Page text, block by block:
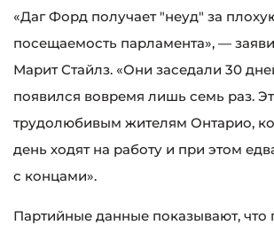
«Даг Форд получает "неуд" за
посещаемость парламента», —
Марит Стайлз. «Они заседали 30
появился вовремя лишь семь раз.
трудолюбивым жителям Онтарио,
день ходят на работу и при этом
с концами».
Партийные данные показывают, что